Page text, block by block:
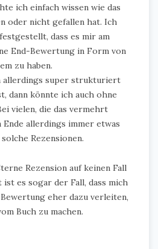
ich einfach wissen wie das
oder nicht gefallen hat. Ich
dass es mir am
End-Bewertung in Form von
zu haben.
allerdings super strukturiert
dann könnte ich auch ohne
vielen, die das vermehrt
Ende allerdings immer etwas
Rezensionen.
Rezension auf keinen Fall
es sogar der Fall, dass mich
eher dazu verleiten,
Buch zu machen.